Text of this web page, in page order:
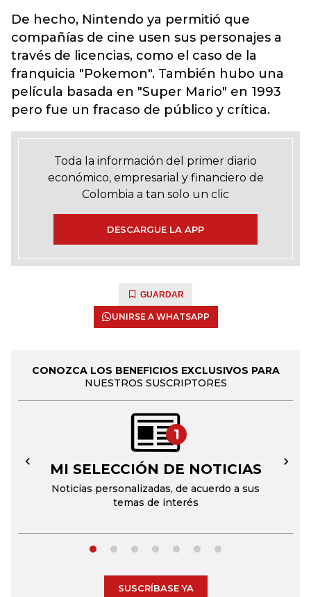
De hecho, Nintendo ya permitió que
compañías de cine usen sus personajes a
través de licencias, como el caso de la
franquicia "Pokemon". También hubo una
película basada en "Super Mario" en 1993
pero fue un fracaso de público y crítica.
Toda la información del primer diario
económico, empresarial y financiero de
Colombia a tan solo un clic
DESCARGUE LA APP
GUARDAR
UNIRSE A WHATSAPP
CONOZCA LOS BENEFICIOS EXCLUSIVOS PARA
NUESTROS SUSCRIPTORES
1
MI SELECCIÓN DE NOTICIAS
Noticias personalizadas, de acuerdo a sus
temas de interés
← →
SUSCRÍBASE YA